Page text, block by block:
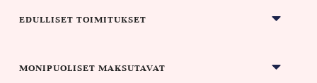
EDULLISET TOIMITUKSET
MONIPUOLISET MAKSUTAVAT